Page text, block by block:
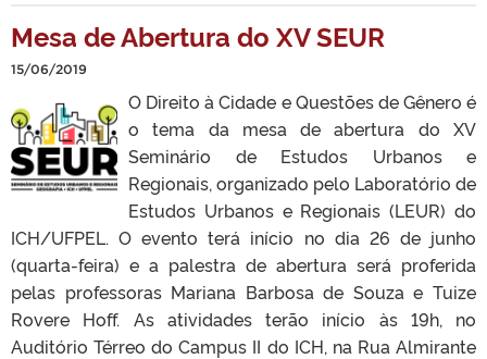
Mesa de Abertura do XV SEUR
15/06/2019
O Direito à Cidade e Questões de Gênero é
o tema da mesa de abertura do XV
Seminário de Estudos Urbanos e
Regionais, organizado pelo Laboratório de
Estudos Urbanos e Regionais (LEUR) do
ICH/UFPEL. O evento terá início no dia 26 de junho
(quarta-feira) e a palestra de abertura será proferida
pelas professoras Mariana Barbosa de Souza e Tuize
Rovere Hoff. As atividades terão início às 19h, no
Auditório Térreo do Campus II do ICH, na Rua Almirante